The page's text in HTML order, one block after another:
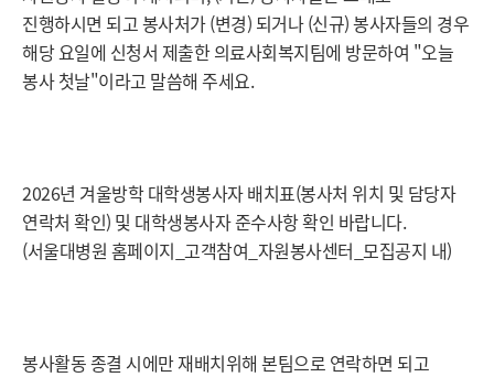
진행하시면 되고 봉사처가 (변경) 되거나 (신규) 봉사자들의 경우
해당 요일에 신청서 제출한 의료사회복지팀에 방문하여 "오늘
봉사 첫날"이라고 말씀해 주세요.
2026년 겨울방학 대학생봉사자 배치표(봉사처 위치 및 담당자
연락처 확인) 및 대학생봉사자 준수사항 확인 바랍니다.
(서울대병원 홈페이지_고객참여_자원봉사센터_모집공지 내)
봉사활동 종결 시에만 재배치위해 본팀으로 연락하면 되고